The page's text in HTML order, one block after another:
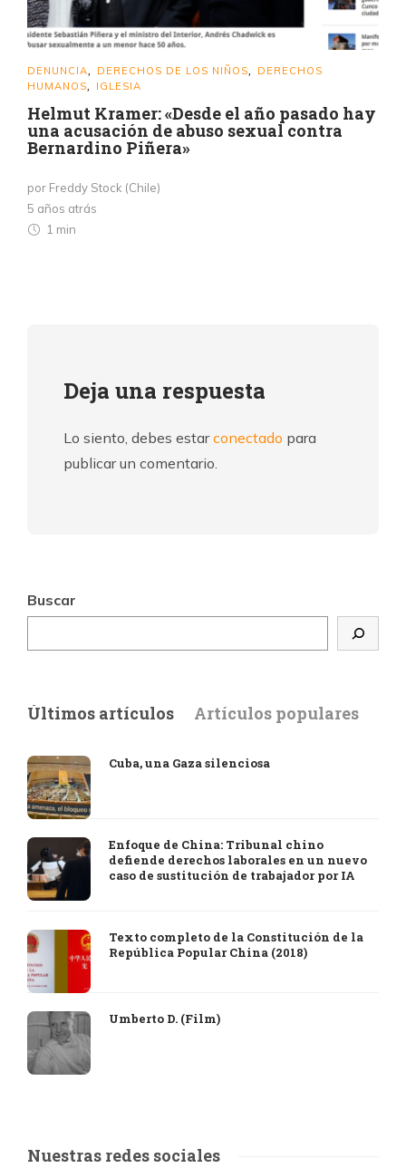
DENUNCIA DERECHOS DE LOS NIÑOS
DERECHOS
HUMANOS
IGLESIA
Helmut Kramer: «Desde el año pasado hay
una acusación de abuso sexual contra
Bernardino Piñera»
por Freddy Stock (Chile)
5 años atrás
1 min
Deja una respuesta
Lo siento, debes estarconectado para
publicar un comentario.
Buscar
Últimos artículos Artículos populares
Cuba, una Gaza silenciosa
Enfoque de China: Tribunal chino
defiende derechos laborales en un nuevo
caso de sustitución de trabajador por IA
Texto completo de la Constitución de la
República Popular China (2018)
Umberto D. (Film)
Nuestras redes sociales